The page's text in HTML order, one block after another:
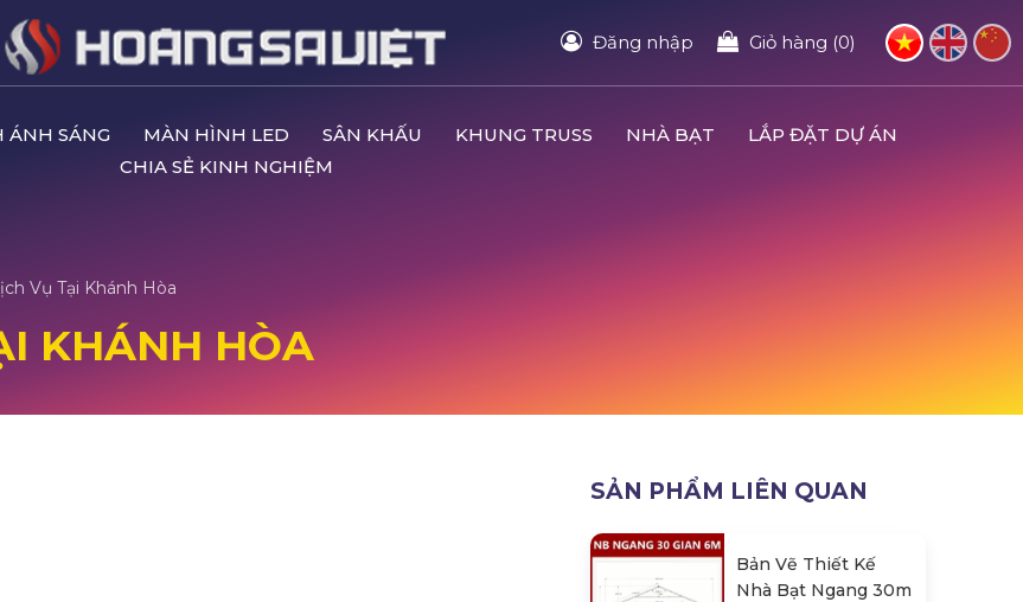
Đăng nhập Giỏ hàng (0)
ÁNH SÁNG MÀN HÌNH LED SÂN KHẤU KHUNG TRUSS NHÀ BẠT
LẮP ĐẶT DỰ ÁN
CHIA SẺ KINH NGHIỆM
Vụ Tại Khánh Hòa
KHÁNH HÒA
SẢN PHẨM LIÊN QUAN
Bản Vẽ Thiết Kế
Nhà Bạt Ngang 30m